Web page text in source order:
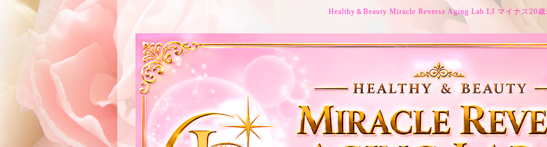
Healthy＆Beauty Miracle Reverse Aging Lab.LJ マイナス20